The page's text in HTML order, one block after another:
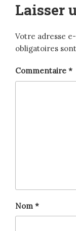
Laisser
Votre adresse
obligatoires
Commentaire *
Nom *